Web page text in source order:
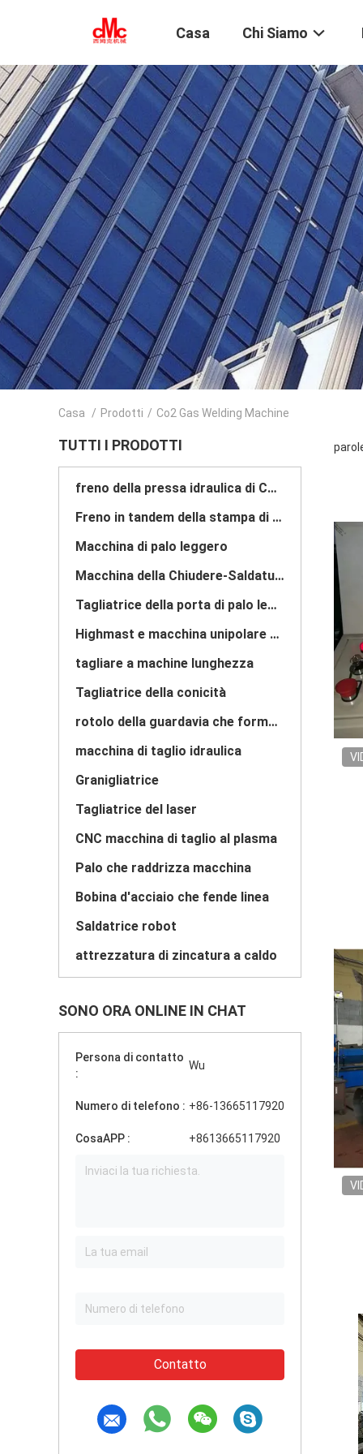
Casa Chi Siamo
Casa / Prodotti / Co2 Gas Welding Machine
TUTTI I PRODOTTI
freno della pressa idraulica di CNC
Freno in tandem della stampa di CNC
Macchina di palo leggero
Macchina della Chiudere-Saldatura di palo leggero
Tagliatrice della porta di palo leggero
Highmast e macchina unipolare della saldatura continua
tagliare a machine lunghezza
Tagliatrice della conicità
rotolo della guardavia che forma macchina
macchina di taglio idraulica
Granigliatrice
Tagliatrice del laser
CNC macchina di taglio al plasma
Palo che raddrizza macchina
Bobina d'acciaio che fende linea
Saldatrice robot
attrezzatura di zincatura a caldo
SONO ORA ONLINE IN CHAT
Persona di contatto
:
Wu
Numero di telefono : +86-13665117920
CosaAPP : +8613665117920
Contatto